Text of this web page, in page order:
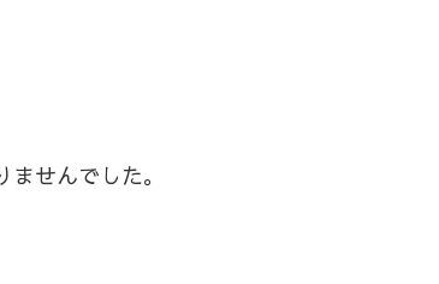
せんでした。